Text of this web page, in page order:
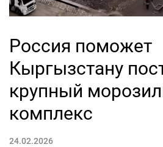
Россия поможет
Кыргызстану
крупный
комплекс
24.02.2026